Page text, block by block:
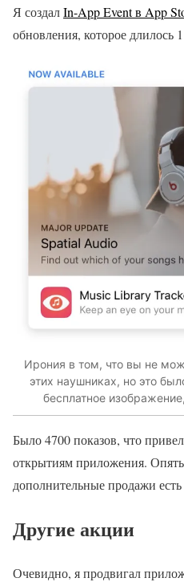
Я создалIn-App Event в App
обновления, которое длилось
Ирония в том, что вы не
этих наушниках, но это
бесплатное
Было 4700 показов, что
открытиям приложения.
дополнительные продажи
Другие акции
Очевидно, я продвигал